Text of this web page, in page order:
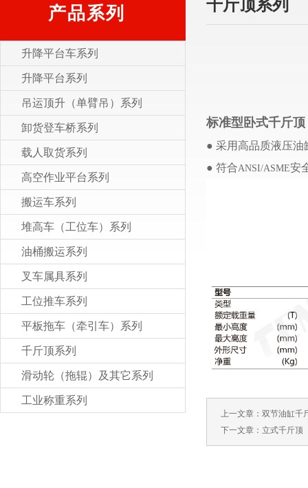
产品系列
升降平台车系列
升降平台系列
吊运顶升（单臂吊）系列
卸货登车桥系列
载人取货系列
高空作业平台系列
搬运车系列
堆高车（工位车）系列
油桶搬运系列
叉车属具系列
工位推车系列
平板拖车（牵引车）系列
千斤顶系列
滑动轮（拖辊）及其它系列
工业称重系列
千斤顶系列
标准型卧式千斤顶
● 采用高品质液压
● 符合ANSI/ASME安
上一文章： 双节油缸千
下一文章： 立式千斤顶